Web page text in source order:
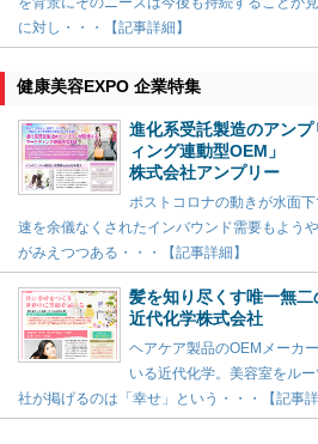
に対し・・・【記事詳細】
健康美容EXPO 企業特集
進化系受託製造のアン
ィング連動型OEM」
株式会社アンプリー
ポストコロナの動きが水面
速を余儀なくされたインバウンド需要もよう
がみえつつある・・・【記事詳細】
髪を知り尽くす唯一無
近代化学株式会社
ヘアケア製品のOEMメーカ
いる近代化学。美容室をル
社が掲げるのは「幸せ」という・・・【記事詳